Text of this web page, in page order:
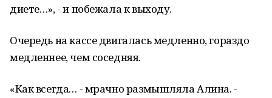
диете…», - и побежала к выходу.
Очередь на кассе двигалась медленно, гораздо
медленнее, чем соседняя.
«Как всегда… - мрачно размышляла Алина. -